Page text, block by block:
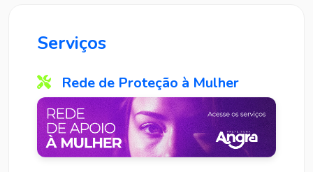
Serviços
Rede de Proteção à Mulher